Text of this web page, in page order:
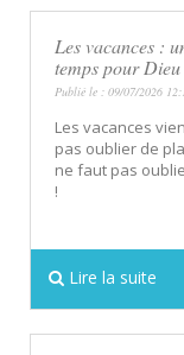
Les vacances :
temps pour
Publié le : 09/07/2026
Les vacances
pas oublier de
ne faut pas
!
Lire la suite